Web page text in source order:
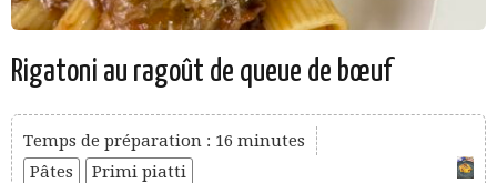
Rigatoni au ragoût de queue de bœuf
Temps de préparation : 16 minutes
Pâtes
Primi piatti